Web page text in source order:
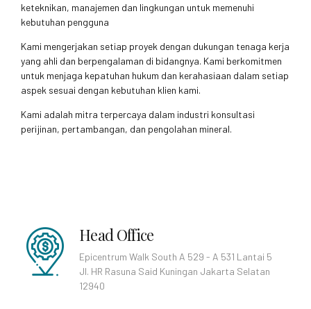
keteknikan, manajemen dan lingkungan untuk memenuhi
kebutuhan pengguna
Kami mengerjakan setiap proyek dengan dukungan tenaga kerja
yang ahli dan berpengalaman di bidangnya. Kami berkomitmen
untuk menjaga kepatuhan hukum dan kerahasiaan dalam setiap
aspek sesuai dengan kebutuhan klien kami.
Kami adalah mitra terpercaya dalam industri konsultasi
perijinan, pertambangan, dan pengolahan mineral.
Head Office
Epicentrum Walk South A 529 - A 531 Lantai 5
Jl. HR Rasuna Said Kuningan Jakarta Selatan
12940